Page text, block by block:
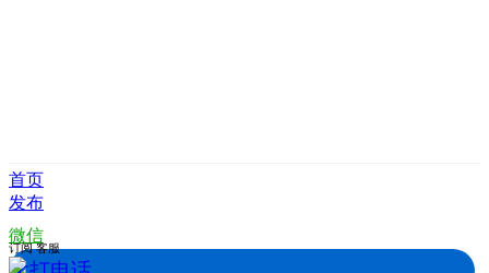
首页
发布
微信
订阅 客服